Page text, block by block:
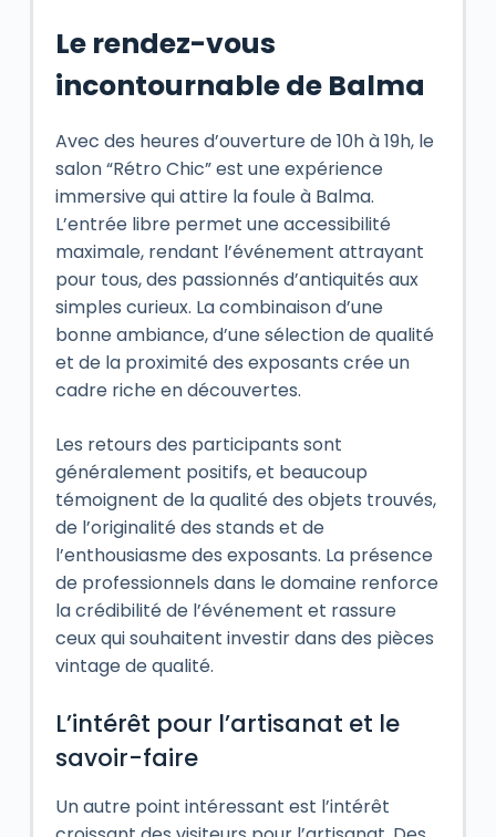
Le rendez-vous
incontournable de Balma
Avec des heures d’ouverture de 10h à 19h, le
salon “Rétro Chic” est une expérience
immersive qui attire la foule à Balma.
L’entrée libre permet une accessibilité
maximale, rendant l’événement attrayant
pour tous, des passionnés d’antiquités aux
simples curieux. La combinaison d’une
bonne ambiance, d’une sélection de qualité
et de la proximité des exposants crée un
cadre riche en découvertes.
Les retours des participants sont
généralement positifs, et beaucoup
témoignent de la qualité des objets trouvés,
de l’originalité des stands et de
l’enthousiasme des exposants. La présence
de professionnels dans le domaine renforce
la crédibilité de l’événement et rassure
ceux qui souhaitent investir dans des pièces
vintage de qualité.
L’intérêt pour l’artisanat et le
savoir-faire
Un autre point intéressant est l’intérêt